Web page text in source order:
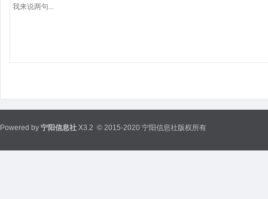
Powered by 宁阳信息社 X3.2 © 2015-2020 宁阳信息社版权所有